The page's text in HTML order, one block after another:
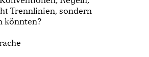
Trennlinien, sondern
könnten?